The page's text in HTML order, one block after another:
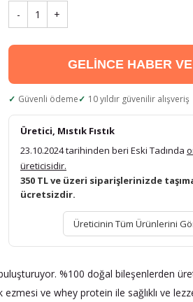
- 1 +
GELİNCE HABER
Güvenli ödeme 10 yıldır güvenilir alışveriş
Üretici, Mıstık Fıstık
23.10.2024 tarihinden beri Eski Tadında
üreticisidir.
350 TL ve üzeri siparişlerinizde
ücretsizdir.
Üreticinin Tüm Ürünlerini
%100 doğal bileşenlerden
ezmesi ve whey protein ile sağlıklı ve